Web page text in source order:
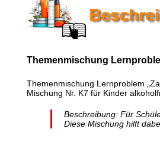
Themenmischung
Themenmischung Lernproblem
Mischung Nr. K7 für Kinder
Beschreibung: Für
Diese Mischung hilft